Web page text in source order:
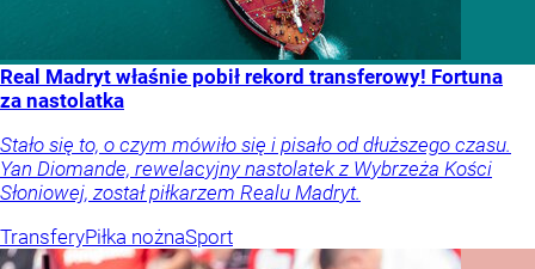
Real Madryt właśnie pobił rekord transferowy! Fortuna
za nastolatka
Stało się to, o czym mówiło się i pisało od dłuższego czasu.
Yan Diomande, rewelacyjny nastolatek z Wybrzeża Kości
Słoniowej, został piłkarzem Realu Madryt.
TransferyPiłka nożnaSport